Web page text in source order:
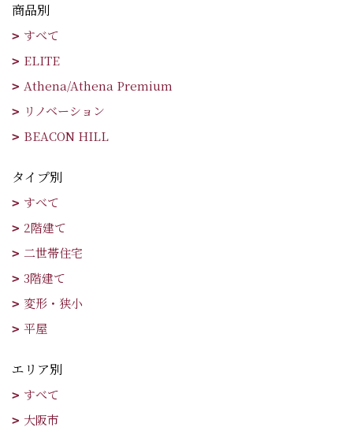
商品別
すべて
ELITE
Athena/Athena Premium
リノベーション
BEACON HILL
タイプ別
すべて
2階建て
二世帯住宅
3階建て
変形・狭小
平屋
エリア別
すべて
大阪市